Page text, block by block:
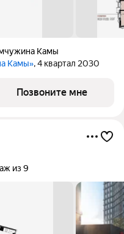
Камы
Камы», 4 квартал 2030
Позвоните мне
из 9